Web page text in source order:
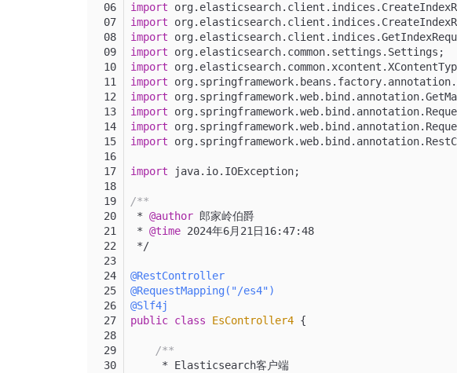
import
import
import
import org.elasticsearch.common.settings.Settings;
import
import
import
import
import
import
import java.io.IOException;
/**
* @author 郎家岭伯爵
* @time 2024年6月21日16:47:48
*/
@RestController
@RequestMapping("/es4")
@Slf4j
public class EsController4 {
/**
     * Elasticsearch客户端